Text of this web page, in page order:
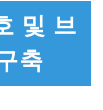
및 브
축